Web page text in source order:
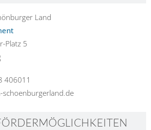
Land
Platz 5
406011
schoenburgerland.de